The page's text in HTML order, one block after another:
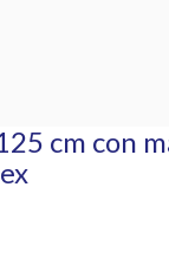
cm con